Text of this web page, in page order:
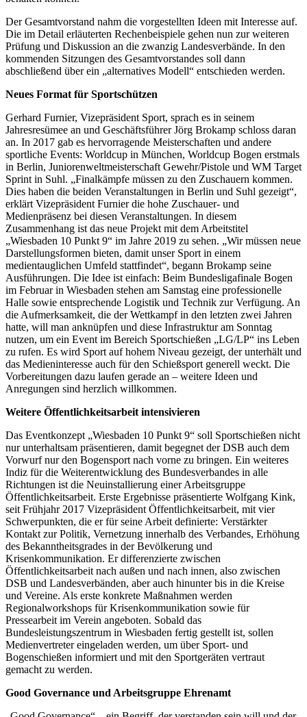
Der Gesamtvorstand nahm die vorgestellten Ideen mit Interesse auf.
Die im Detail erläuterten Rechenbeispiele gehen nun zur weiteren
Prüfung und Diskussion an die zwanzig Landesverbände. In den
kommenden Sitzungen des Gesamtvorstandes soll dann
abschließend über ein „alternatives Modell“ entschieden werden.
Neues Format für Sportschützen
Gerhard Furnier, Vizepräsident Sport, sprach es in seinem
Jahresresümee an und Geschäftsführer Jörg Brokamp schloss daran
an. In 2017 gab es hervorragende Meisterschaften und andere
sportliche Events: Worldcup in München, Worldcup Bogen erstmals
in Berlin, Juniorenweltmeisterschaft Gewehr/Pistole und WM Target
Sprint in Suhl. „Finalkämpfe müssen zu den Zuschauern kommen.
Dies haben die beiden Veranstaltungen in Berlin und Suhl gezeigt“,
erklärt Vizepräsident Furnier die hohe Zuschauer- und
Medienpräsenz bei diesen Veranstaltungen. In diesem
Zusammenhang ist das neue Projekt mit dem Arbeitstitel
„Wiesbaden 10 Punkt 9“ im Jahre 2019 zu sehen. „Wir müssen neue
Darstellungsformen bieten, damit unser Sport in einem
medientauglichen Umfeld stattfindet“, begann Brokamp seine
Ausführungen. Die Idee ist einfach: Beim Bundesligafinale Bogen
im Februar in Wiesbaden stehen am Samstag eine professionelle
Halle sowie entsprechende Logistik und Technik zur Verfügung. An
die Aufmerksamkeit, die der Wettkampf in den letzten zwei Jahren
hatte, will man anknüpfen und diese Infrastruktur am Sonntag
nutzen, um ein Event im Bereich Sportschießen „LG/LP“ ins Leben
zu rufen. Es wird Sport auf hohem Niveau gezeigt, der unterhält und
das Medieninteresse auch für den Schießsport generell weckt. Die
Vorbereitungen dazu laufen gerade an – weitere Ideen und
Anregungen sind herzlich willkommen.
Weitere Öffentlichkeitsarbeit intensivieren
Das Eventkonzept „Wiesbaden 10 Punkt 9“ soll Sportschießen nicht
nur unterhaltsam präsentieren, damit begegnet der DSB auch dem
Vorwurf nur den Bogensport nach vorne zu bringen. Ein weiteres
Indiz für die Weiterentwicklung des Bundesverbandes in alle
Richtungen ist die Neuinstallierung einer Arbeitsgruppe
Öffentlichkeitsarbeit. Erste Ergebnisse präsentierte Wolfgang Kink,
seit Frühjahr 2017 Vizepräsident Öffentlichkeitsarbeit, mit vier
Schwerpunkten, die er für seine Arbeit definierte: Verstärkter
Kontakt zur Politik, Vernetzung innerhalb des Verbandes, Erhöhung
des Bekanntheitsgrades in der Bevölkerung und
Krisenkommunikation. Er differenzierte zwischen
Öffentlichkeitsarbeit nach außen und nach innen, also zwischen
DSB und Landesverbänden, aber auch hinunter bis in die Kreise
und Vereine. Als erste konkrete Maßnahmen werden
Regionalworkshops für Krisenkommunikation sowie für
Pressearbeit im Verein angeboten. Sobald das
Bundesleistungszentrum in Wiesbaden fertig gestellt ist, sollen
Medienvertreter eingeladen werden, um über Sport- und
Bogenschießen informiert und mit den Sportgeräten vertraut
gemacht zu werden.
Good Governance und Arbeitsgruppe Ehrenamt